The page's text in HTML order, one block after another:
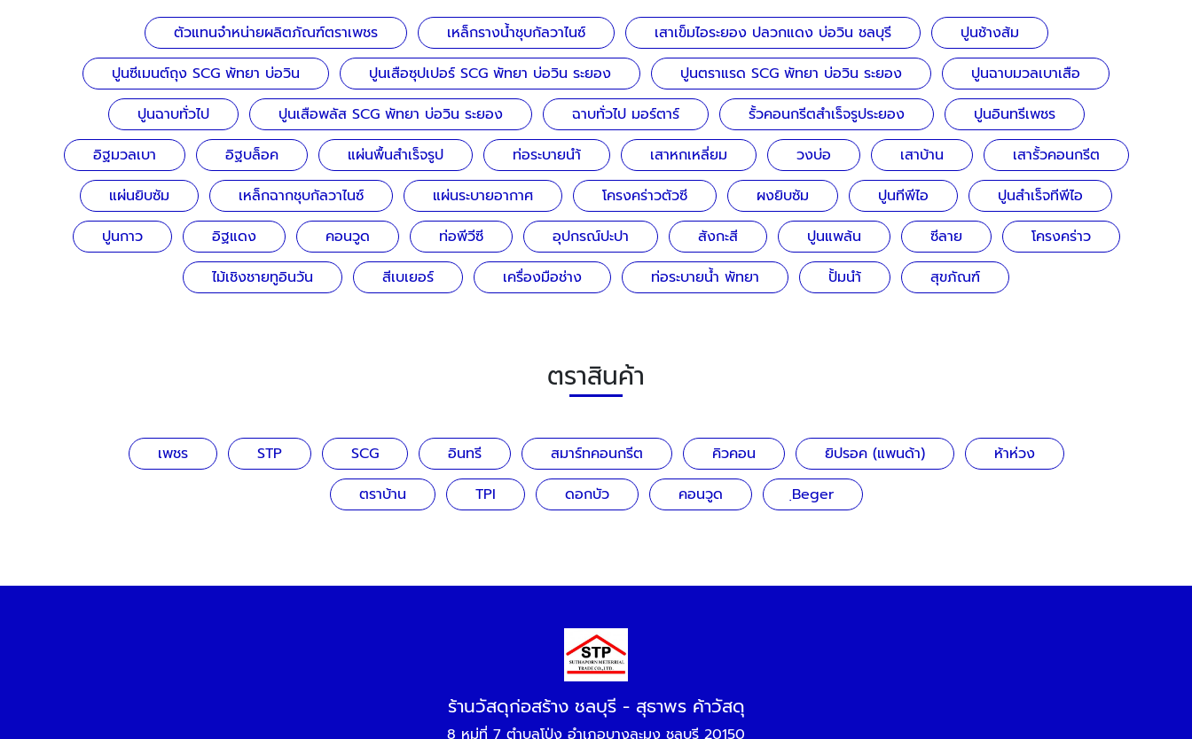
ตัวแทนจำหน่ายผลิตภัณฑ์ตราเพชร เหล็กรางน้ำชุบกัลวาไนซ์ เสาเข็มไอระยอง ปลวกแดง บ่อวิน ชลบุรี
ปูนช้างส้ม
ปูนซีเมนต์ถุง SCG พัทยา บ่อวิน
ปูนเสือซุปเปอร์ SCG พัทยา บ่อวิน ระยอง ปูนตราแรด SCG พัทยา บ่อวิน ระยอง
ปูนฉาบมวลเบาเสือ
ปูนฉาบทั่วไป
ปูนเสือพลัส SCG พัทยา บ่อวิน ระยอง ฉาบทั่วไป มอร์ตาร์ รั้วคอนกรีตสำเร็จรูประยอง
ปูนอินทรีเพชร
อิฐมวลเบา
อิฐบล็อค แผ่นพื้นสำเร็จรูป ท่อระบายนำ้ เสาหกเหลี่ยม วงบ่อ เสาบ้าน
เสารั้วคอนกรีต
แผ่นยิบซัม
เหล็กฉากชุบกัลวาไนซ์ แผ่นระบายอากาศ โครงคร่าวตัวซี ผงยิบซัม ปูนทีพีไอ
ปูนสำเร็จทีพีไอ
ปูนกาว
อิฐแดง คอนวูด ท่อพีวีซี อุปกรณ์ปะปา สังกะสี ปูนแพล้น ซีลาย
โครงคร่าว
ไม้เชิงชายทูอินวัน
สีเบเยอร์ เครื่องมือช่าง ท่อระบายน้ำ พัทยา ปั้มนำ้ สุขภัณฑ์
ตราสินค้า
เพชร STP SCG อินทรี สมาร์ทคอนกรีต คิวคอน ยิปรอค (แพนด้า)
ห้าห่วง
ตราบ้าน
TPI ดอกบัว คอนวูด ฺBeger
ร้านวัสดุก่อสร้าง ชลบุรี - สุธาพร ค้าวัสดุ